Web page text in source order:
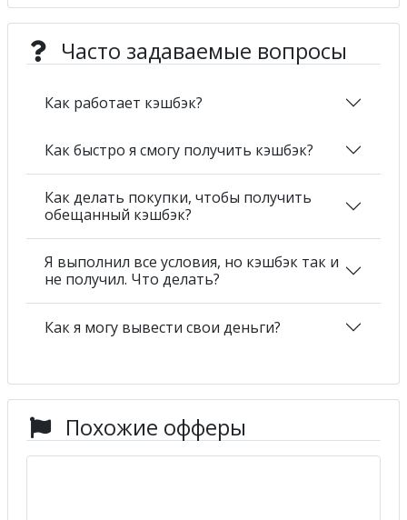
Часто задаваемые вопросы
Как работает кэшбэк?
Как быстро я смогу получить кэшбэк?
Как делать покупки, чтобы получить
обещанный кэшбэк?
Я выполнил все условия, но кэшбэк так и
не получил. Что делать?
Как я могу вывести свои деньги?
Похожие офферы